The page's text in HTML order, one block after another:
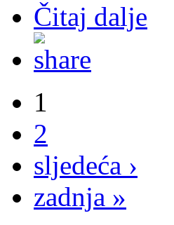
Čitaj dalje
1
2
sljedeća ›
zadnja »